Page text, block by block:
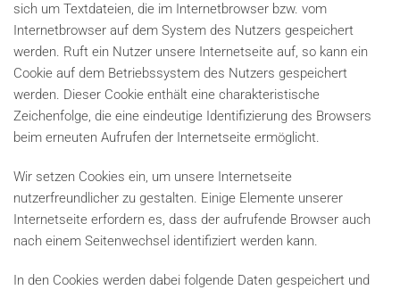
sich um Textdateien, die im Internetbrowser bzw. vom
Internetbrowser auf dem System des Nutzers gespeichert
werden. Ruft ein Nutzer unsere Internetseite auf, so kann ein
Cookie auf dem Betriebssystem des Nutzers gespeichert
werden. Dieser Cookie enthält eine charakteristische
Zeichenfolge, die eine eindeutige Identifizierung des Browsers
beim erneuten Aufrufen der Internetseite ermöglicht.
Wir setzen Cookies ein, um unsere Internetseite
nutzerfreundlicher zu gestalten. Einige Elemente unserer
Internetseite erfordern es, dass der aufrufende Browser auch
nach einem Seitenwechsel identifiziert werden kann.
In den Cookies werden dabei folgende Daten gespeichert und